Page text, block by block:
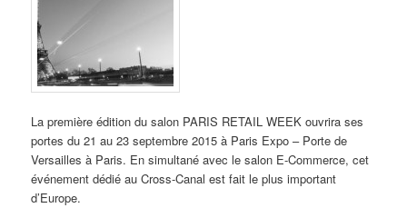
La première édition du salon PARIS RETAIL WEEK ouvrira ses
portes du 21 au 23 septembre 2015 à Paris Expo – Porte de
Versailles à Paris. En simultané avec le salon E-Commerce, cet
événement dédié au Cross-Canal est fait le plus important
d’Europe.